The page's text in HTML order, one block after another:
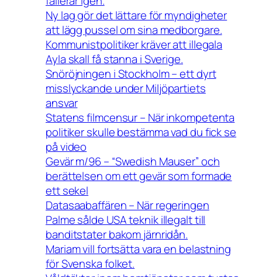
Ny lag gör det lättare för myndigheter
att lägg pussel om sina medborgare.
Kommunistpolitiker kräver att illegala
Ayla skall få stanna i Sverige.
Snöröjningen i Stockholm – ett dyrt
misslyckande under Miljöpartiets
ansvar
Statens filmcensur – När inkompetenta
politiker skulle bestämma vad du fick se
på video
Gevär m/96 – “Swedish Mauser” och
berättelsen om ett gevär som formade
ett sekel
Datasaabaffären – När regeringen
Palme sålde USA teknik illegalt till
banditstater bakom järnridån.
Mariam vill fortsätta vara en belastning
för Svenska folket.